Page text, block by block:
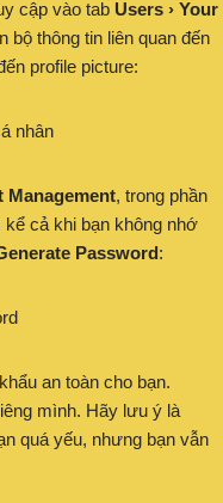
cập vào tab Users › Your
bộ thông tin liên quan đến
profile picture:
Management, trong phần
cả khi bạn không nhớ
Password:
an toàn cho bạn.
mình. Hãy lưu ý là
quá yếu, nhưng bạn vẫn